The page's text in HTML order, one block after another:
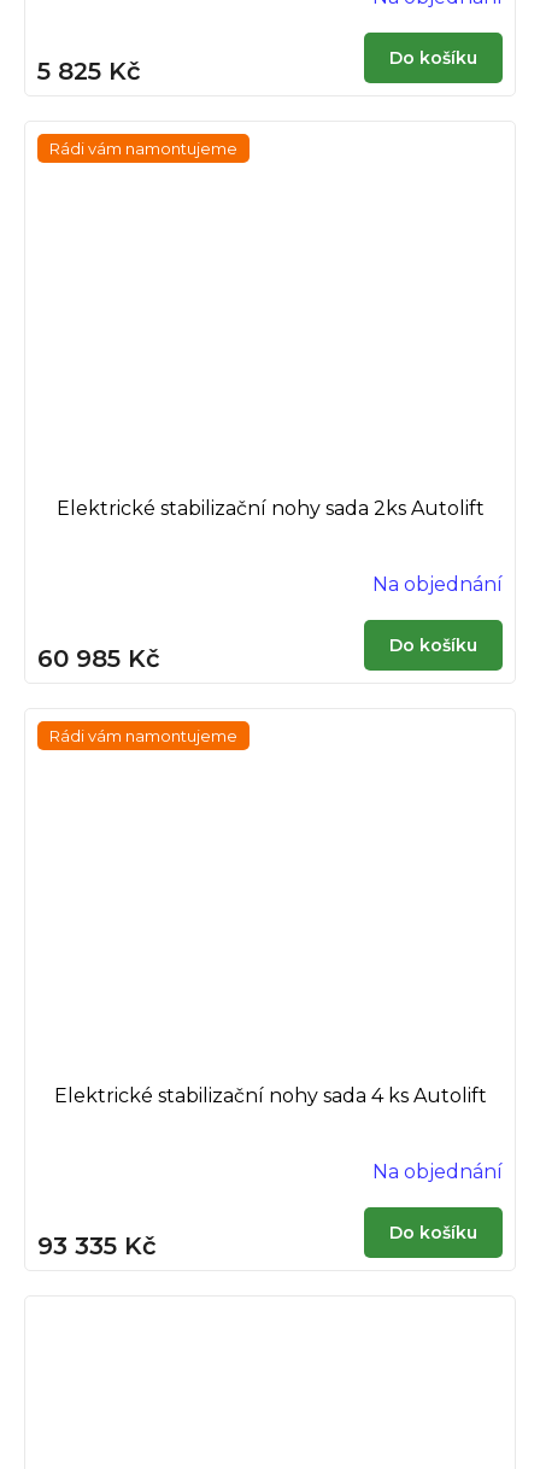
5 825 Kč Do košíku
Rádi vám namontujeme
Elektrické stabilizační nohy sada 2ks Autolift
Na objednání
60 985 Kč Do košíku
Rádi vám namontujeme
Elektrické stabilizační nohy sada 4 ks Autolift
Na objednání
93 335 Kč Do košíku